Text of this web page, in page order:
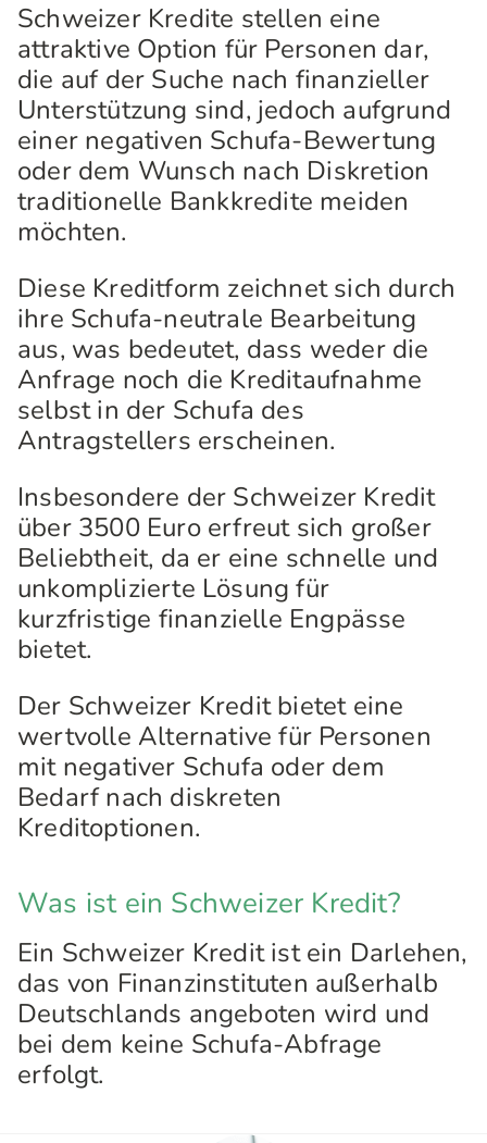
Schweizer Kredite stellen eine
attraktive Option für Personen dar,
die auf der Suche nach finanzieller
Unterstützung sind, jedoch aufgrund
einer negativen Schufa-Bewertung
oder dem Wunsch nach Diskretion
traditionelle Bankkredite meiden
möchten.
Diese Kreditform zeichnet sich durch
ihre Schufa-neutrale Bearbeitung
aus, was bedeutet, dass weder die
Anfrage noch die Kreditaufnahme
selbst in der Schufa des
Antragstellers erscheinen.
Insbesondere der Schweizer Kredit
über 3500 Euro erfreut sich großer
Beliebtheit, da er eine schnelle und
unkomplizierte Lösung für
kurzfristige finanzielle Engpässe
bietet.
Der Schweizer Kredit bietet eine
wertvolle Alternative für Personen
mit negativer Schufa oder dem
Bedarf nach diskreten
Kreditoptionen.
Was ist ein Schweizer Kredit?
Ein Schweizer Kredit ist ein Darlehen,
das von Finanzinstituten außerhalb
Deutschlands angeboten wird und
bei dem keine Schufa-Abfrage
erfolgt.